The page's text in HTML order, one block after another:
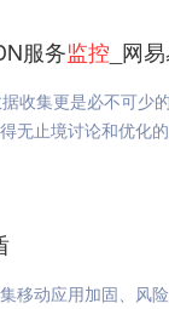
服务监控 _网
收集更是必不可少
无止境讨论和优化
移动应用加固、风险